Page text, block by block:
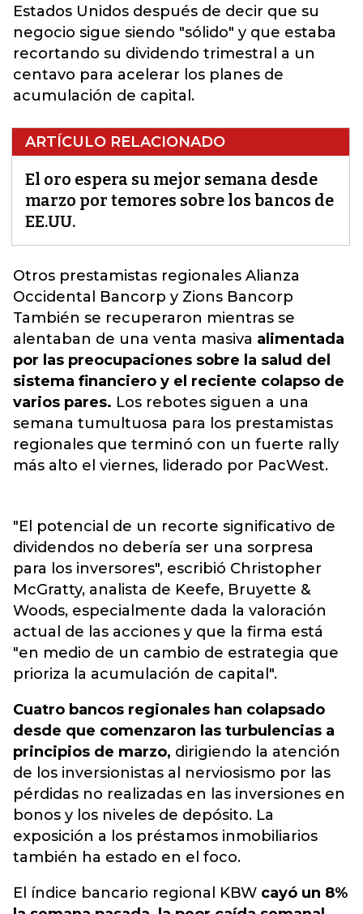
Estados Unidos después de decir que su
negocio sigue siendo "sólido" y que estaba
recortando su dividendo trimestral a un
centavo para acelerar los planes de
acumulación de capital.
ARTÍCULO RELACIONADO
El oro espera su mejor semana desde
marzo por temores sobre los bancos de
EE.UU.
Otros prestamistas regionales Alianza
Occidental Bancorp y Zions Bancorp
También se recuperaron mientras se
alentaban de una venta masiva alimentada
por las preocupaciones sobre la salud del
sistema financiero y el reciente colapso de
varios pares. Los rebotes siguen a una
semana tumultuosa para los prestamistas
regionales que terminó con un fuerte rally
más alto el viernes, liderado por PacWest.
"El potencial de un recorte significativo de
dividendos no debería ser una sorpresa
para los inversores", escribió Christopher
McGratty, analista de Keefe, Bruyette &
Woods, especialmente dada la valoración
actual de las acciones y que la firma está
"en medio de un cambio de estrategia que
prioriza la acumulación de capital".
Cuatro bancos regionales han colapsado
desde que comenzaron las turbulencias a
principios de marzo, dirigiendo la atención
de los inversionistas al nerviosismo por las
pérdidas no realizadas en las inversiones en
bonos y los niveles de depósito. La
exposición a los préstamos inmobiliarios
también ha estado en el foco.
El índice bancario regional KBW cayó un 8%